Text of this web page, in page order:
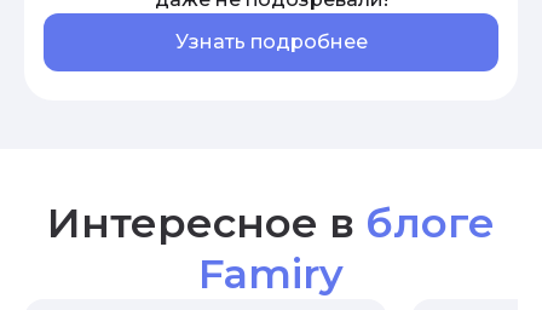
Узнать подробнее
Интересное в блоге
Famiry